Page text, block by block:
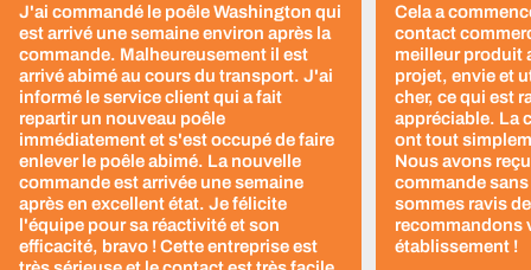
J'ai commandé le poêle Washington qui
est arrivé une semaine environ après la
commande. Malheureusement il est
arrivé abimé au cours du transport. J'ai
informé le service client qui a fait
repartir un nouveau poêle
immédiatement et s'est occupé de faire
enlever le poêle abimé. La nouvelle
commande est arrivée une semaine
après en excellent état. Je félicite
l'équipe pour sa réactivité et son
efficacité, bravo ! Cette entreprise est
Cela a
contact
meilleur produit
projet, envie et
cher, ce qui est
appréciable. La
ont tout
Nous avons
commande
sommes ravis
recommandons
établissement !